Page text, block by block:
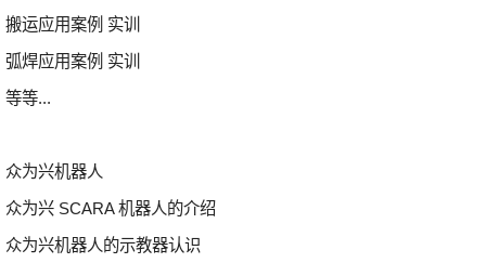
搬运应用案例 实训
弧焊应用案例 实训
等等...
众为兴机器人
众为兴 SCARA 机器人的介绍
众为兴机器人的示教器认识